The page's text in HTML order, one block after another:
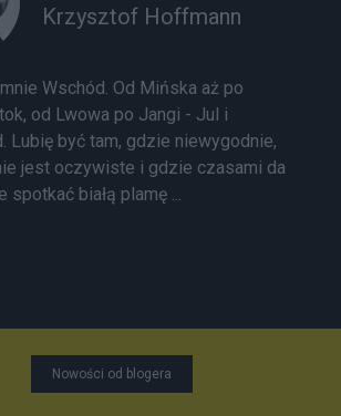
Krzysztof Hoffmann
Wschód. Od Mińska aż po
od Lwowa po Jangi - Jul i
Lubię być tam, gdzie niewygodnie,
jest oczywiste i gdzie czasami da
spotkać białą plamę ...
Nowości od blogera